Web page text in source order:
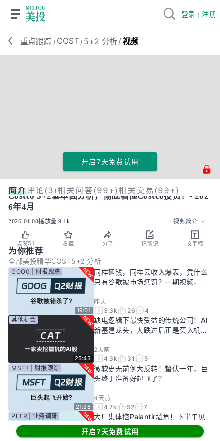
重点跟踪 /COST/5+2 分析/视频
开启7天免费试用
简介评论(3)相关问答(99+)相关交易(99+)
Costco 5+2基本面分析，彻底看懂Costco投资！- 202
6年4月
2026-04-08播放量 9.1k 视频简介
点赞51 收藏 分享 记笔记 文字稿
为你推荐
全部美投精华COST5+2 分析
19:01
GOOG | 财报跟踪
同样砸钱，同样云收入爆表，凭什么
只有谷歌被市场惩罚？一期视频，告
昨天
3.3k
26 4
25:43
其他机会
缺电逻辑下最快受益的传统公司！AI
新基建龙头，大跌过后正是买入机
2天前
4.3k
31 5
21:28
MSFT | 财报跟踪
微软史无前例大反转！蛰伏一年，巨
头终于准备好起飞了？
4天前
4.7k
52
7
PLTR | 业务调研
大厂集体挖Palantir墙角！下半年见
顶风险进一步发酵！现在的Palantir
还要投资吗？
开启7天免费试用
登录 | 注册